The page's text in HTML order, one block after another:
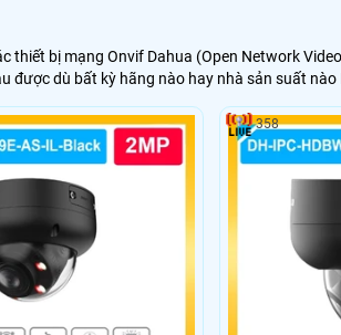
thiết bị mạng Onvif Dahua (Open Network
được dù bất kỳ hãng nào hay nhà sản suất nào
358